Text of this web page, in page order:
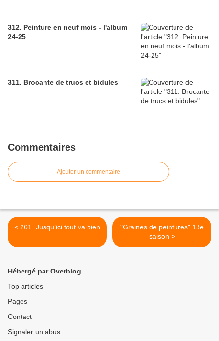
312. Peinture en neuf mois - l'album
24-25
311. Brocante de trucs et bidules
Commentaires
Ajouter un commentaire
< 261. Jusqu’ici tout va bien
"Graines de peintures" 13e
saison >
Hébergé par Overblog
Top articles
Pages
Contact
Signaler un abus